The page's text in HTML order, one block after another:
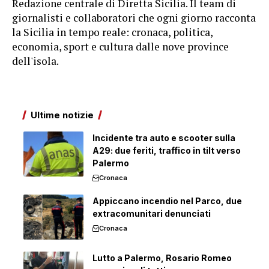
Redazione centrale di Diretta Sicilia. Il team di
giornalisti e collaboratori che ogni giorno racconta
la Sicilia in tempo reale: cronaca, politica,
economia, sport e cultura dalle nove province
dell'isola.
Ultime notizie
Incidente tra auto e scooter sulla
A29: due feriti, traffico in tilt verso
Palermo
Cronaca
Appiccano incendio nel Parco, due
extracomunitari denunciati
Cronaca
Lutto a Palermo, Rosario Romeo